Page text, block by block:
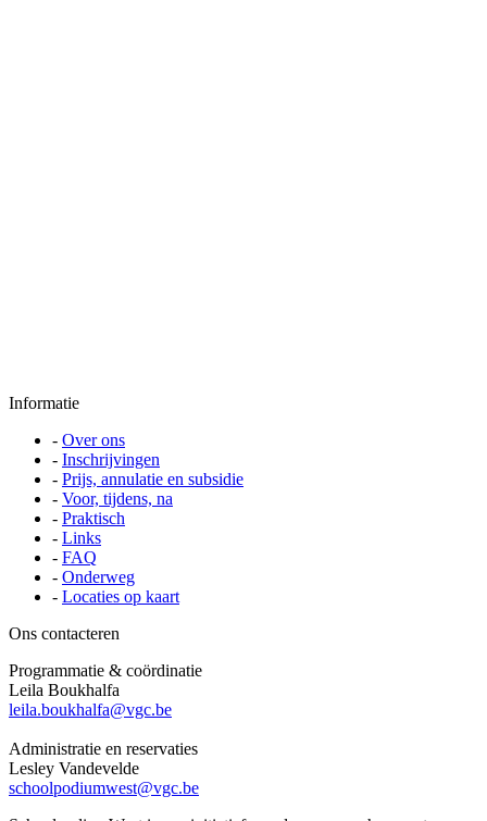
Informatie
- Over ons
- Inschrijvingen
- Prijs, annulatie en subsidie
- Voor, tijdens, na
- Praktisch
- Links
- FAQ
- Onderweg
- Locaties op kaart
Ons contacteren
Programmatie & coördinatie
Leila Boukhalfa
leila.boukhalfa@vgc.be
Administratie en reservaties
Lesley Vandevelde
schoolpodiumwest@vgc.be